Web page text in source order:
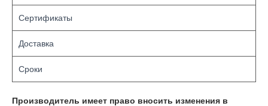
Сертификаты
Доставка
Сроки
Производитель имеет право вносить изменения в